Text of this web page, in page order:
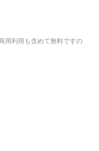
用利用も含めて無料ですの